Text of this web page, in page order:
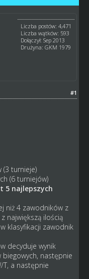
Liczba postów: 4,471
Liczba wątków: 593
Dołączył: Sep 2013
Drużyna: GKM 1979
#1
(3 turnieje)
(6 turniejów)
5 najlepszych
niż 4 zawodników z
największą ilością
klasyfikacji zawodnik
decyduje wynik
następnie
T, a następnie